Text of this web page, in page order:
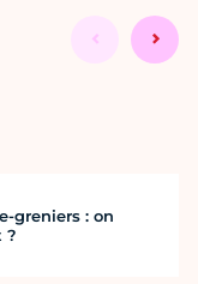
greniers : on
?